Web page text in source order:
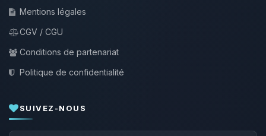
Mentions légales
CGV / CGU
Conditions de partenariat
Politique de confidentialité
SUIVEZ-NOUS